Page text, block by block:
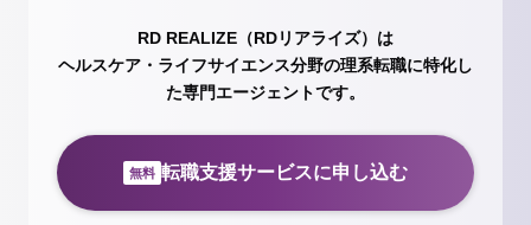
RD REALIZE（RDリアライズ）は
ヘルスケア・ライフサイエンス分野の理系転職に特化し
た専門エージェントです。
無料 転職支援サービスに申し込む